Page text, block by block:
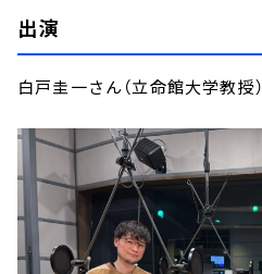
出演
白戸圭一さん（立命館大学教授）